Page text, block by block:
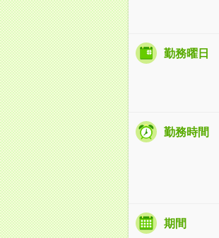
勤務曜日
勤務時間
期間